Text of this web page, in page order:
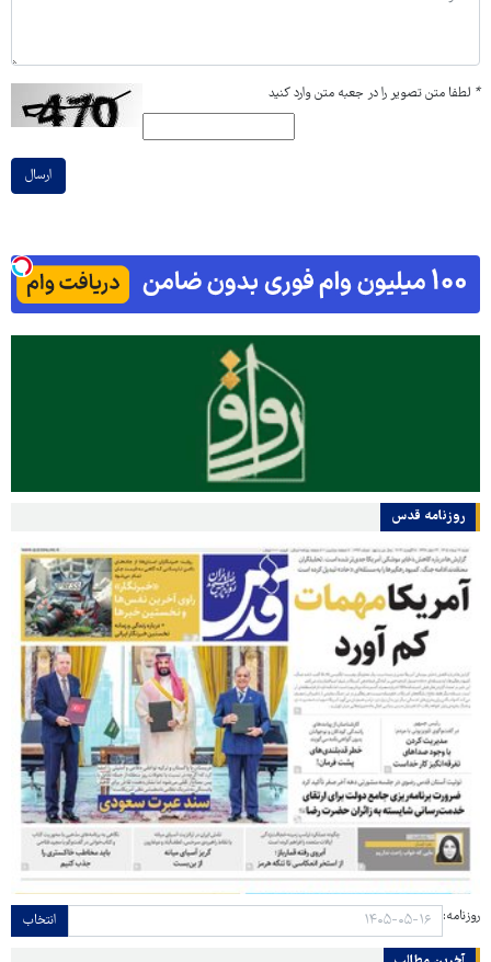
* لطفا متن تصویر را در جعبه متن وارد کنید
ارسال
روزنامه قدس
روزنامه: انتخاب